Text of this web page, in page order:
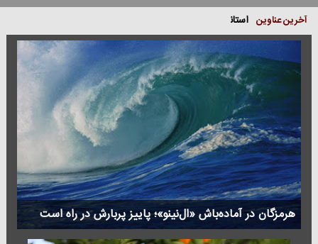
آخرین عناوین استاندار: حمله به محله «چاه‌تنگو» قشم نشانه استیصال دشمن است/ شهادت ۳
هرمزگان در آماده‌باش «ال‌نینو»؛ پاییز پربارش در راه است